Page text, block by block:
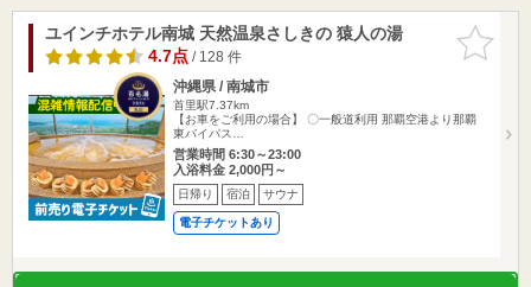
お気に入
りに追加
ユインチホテル南城 天然温泉さしきの 猿人の湯
4.7点/ 128 件
沖縄県 / 南城市
首里駅7.37km
【お車をご利用の場合】 〇一般道利用 那覇空港より那覇
東バイパス…
営業時間 6:30～23:00
入浴料金 2,000円～
日帰り 宿泊 サウナ
電子チケットあり